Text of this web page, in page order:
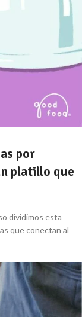
por
platillo que
dividimos esta
que conectan al